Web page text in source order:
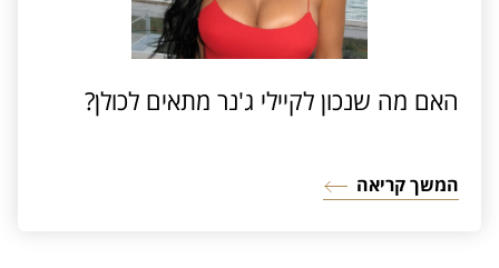
האם מה שנכון לקיילי ג'נר מתאים לכולן?
המשך קריאה